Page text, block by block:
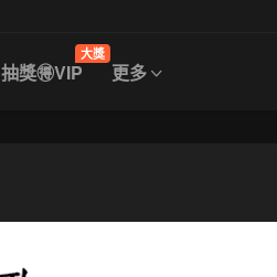
抽獎🉐VIP
大獎
更多